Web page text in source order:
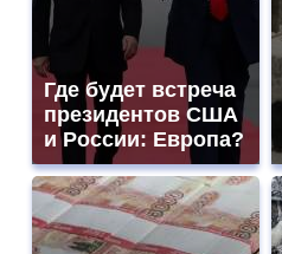
Где будет встреча
президентов США
и России: Европа?